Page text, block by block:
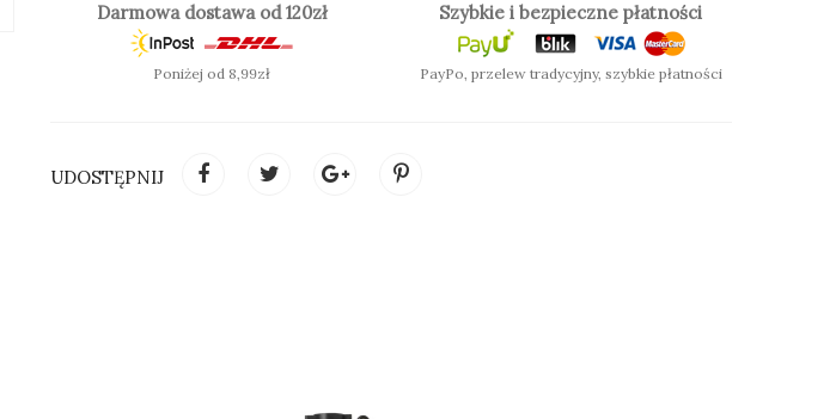
Darmowa dostawa od 120zł
Poniżej od 8,99zł
Szybkie i bezpieczne płatności
PayPo, przelew tradycyjny, szybkie płatności
UDOSTĘPNIJ